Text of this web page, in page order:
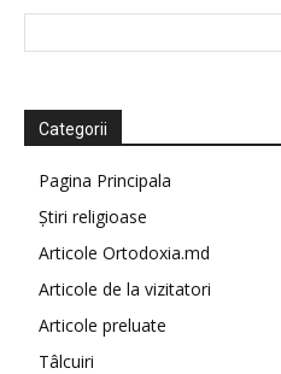
Categorii
Pagina Principala
Știri religioase
Articole Ortodoxia.md
Articole de la vizitatori
Articole preluate
Tâlcuiri